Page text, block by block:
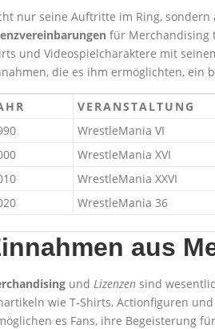
nur seine Auftritte im Ring, sondern
für Merchandising
und Videospielcharaktere mit
die es ihm ermöglichten, ein
VERANSTALTUNG
WrestleMania VI
WrestleMania XVI
WrestleMania XXVI
WrestleMania 36
aus
und Lizenzen sind
wie T-Shirts, Actionfiguren
es Fans, ihre Begeisterung